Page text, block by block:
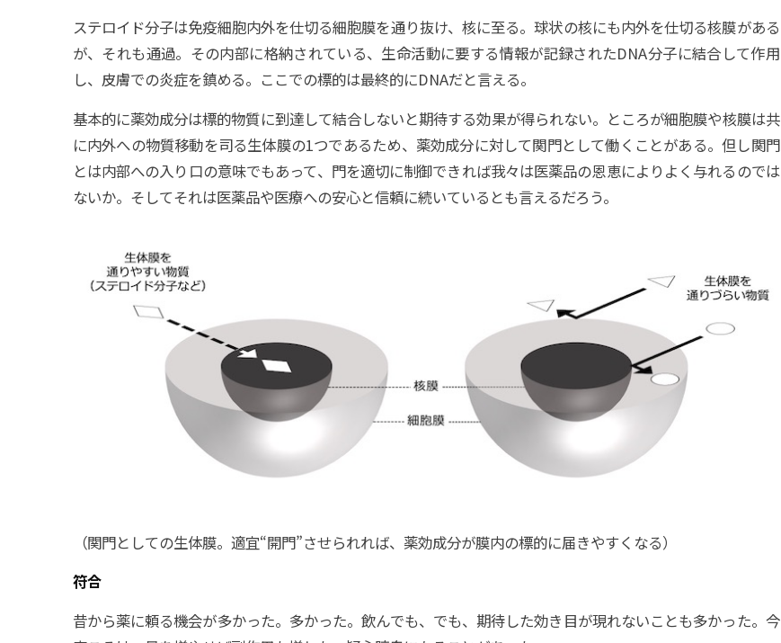
ステロイド分子は免疫細胞内外を仕切る細胞膜を通り抜け、核に至る。球状の核にも内外を仕切る核膜がある
が、それも通過。その内部に格納されている、生命活動に要する情報が記録されたDNA分子に結合して作用
し、皮膚での炎症を鎮める。ここでの標的は最終的にDNAだと言える。
基本的に薬効成分は標的物質に到達して結合しないと期待する効果が得られない。ところが細胞膜や核膜は共
に内外への物質移動を司る生体膜の1つであるため、薬効成分に対して関門として働くことがある。但し関門
とは内部への入り口の意味でもあって、門を適切に制御できれば我々は医薬品の恩恵によりよく与れるのでは
ないか。そしてそれは医薬品や医療への安心と信頼に続いているとも言えるだろう。
（関門としての生体膜。適宜“開門”させられれば、薬効成分が膜内の標的に届きやすくなる）
符合
昔から薬に頼る機会が多かった。多かった。飲んでも、でも、期待した効き目が現れないことも多かった。今